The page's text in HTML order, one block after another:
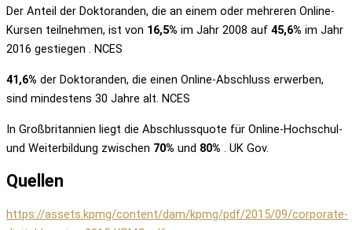
Der Anteil der Doktoranden, die an einem oder mehreren Online-
Kursen teilnehmen, ist von 16,5% im Jahr 2008 auf 45,6% im Jahr
2016 gestiegen . NCES
41,6% der Doktoranden, die einen Online-Abschluss erwerben,
sind mindestens 30 Jahre alt. NCES
In Großbritannien liegt die Abschlussquote für Online-Hochschul-
und Weiterbildung zwischen 70% und 80% . UK Gov.
Quellen
https://assets.kpmg/content/dam/kpmg/pdf/2015/09/corporate-